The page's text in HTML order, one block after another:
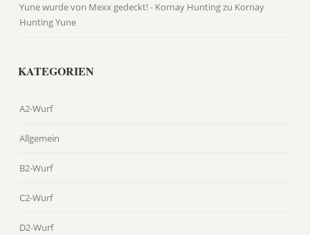
Yune wurde von Mexx gedeckt! - Kornay Huntingzu Kornay
Hunting Yune
KATEGORIEN
A2-Wurf
Allgemein
B2-Wurf
C2-Wurf
D2-Wurf